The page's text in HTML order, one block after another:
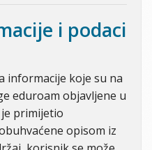
i podaci
informacije koje su na
eduroam objavljene u
primijetio
opisom iz